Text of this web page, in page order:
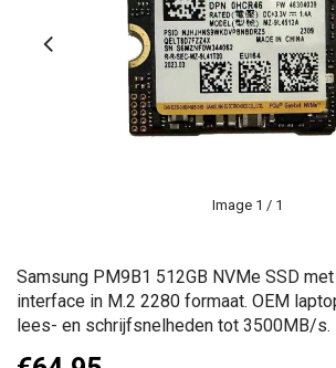
Image 1 / 1
Samsung PM9B1 512GB NVMe SSD
interface in M.2 2280 formaat. OEM
lees- en schrijfsnelheden tot 3500MB/s.